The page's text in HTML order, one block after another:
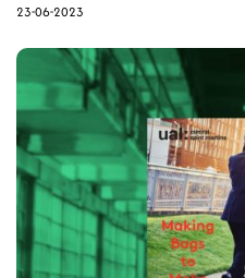
23-06-2023